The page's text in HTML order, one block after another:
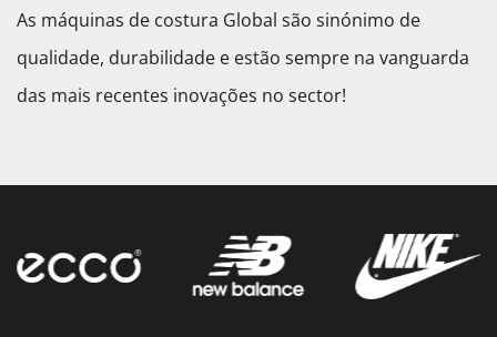
As máquinas de costura Global são sinónimo de
qualidade, durabilidade e estão sempre na vanguarda
das mais recentes inovações no sector!